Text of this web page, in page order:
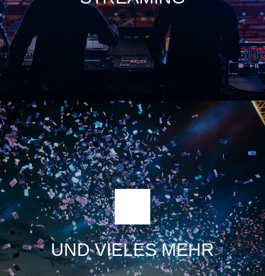
aufgezeichnet sein, können wir das in unserer Post-
Production retuschieren.
UND VIELES MEHR